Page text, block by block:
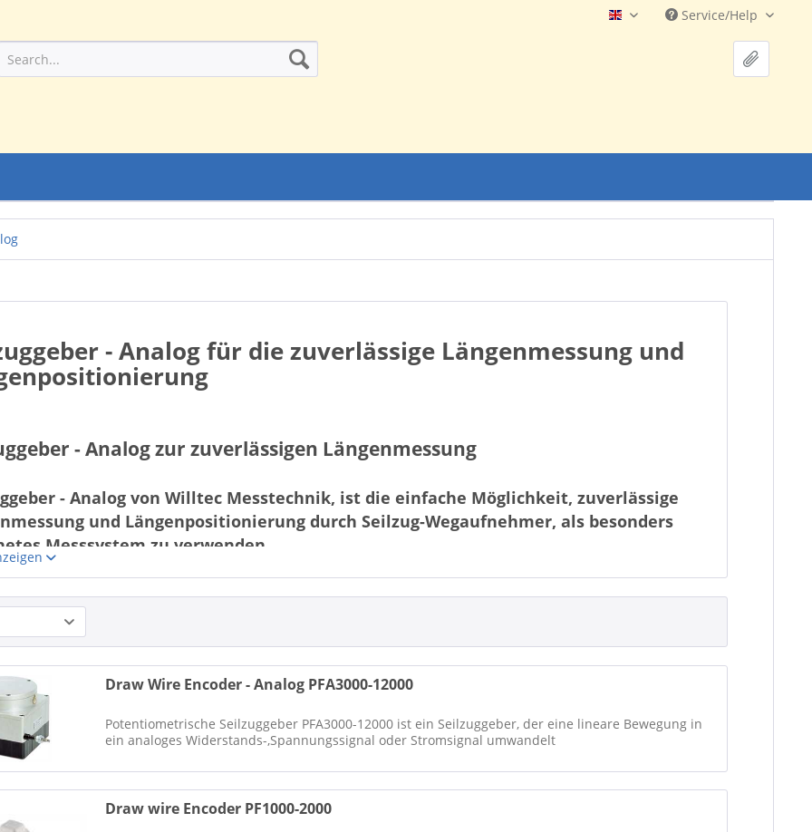
Englisch Service/Help
- Analog für die zuverlässige Längenmessung und
- Analog zur zuverlässigen Längenmessung
- Analog von Willtec Messtechnik, ist die einfache Möglichkeit, zuverlässige
und Längenpositionierung durch Seilzug-Wegaufnehmer, als besonders
Messsystem zu verwenden.
- Analog sind Sensoren höchster Linearität für dynamische Industrieanwendungen
Einsatzbedingungen.
derSeilzuggeber - Analogsindrobustund 2-fachkugelgelagert. Die Befestigung erfolgt über Gewinde
in der Bodenplatte. Verschiedene Gehäusegrößen mit jeweils
Messbereichenermöglichen viele Messaufgaben. Messbereiche von 50 mm bis 12.000 mm.
: 1 kOhm - 0...10 V - 4...20 mA - TTL - digital-absolut und vieles mehr ermöglichen die Anbindung an
Steuerungenoder Messanzeigen.
Medizintechnik, Lager- und Fördertechnik, Hebebühnen, Portalkräne, Gleichlaufüberwachung,
in der Automobilindustrie und im Schwermaschinenbau u.s.w.
Draw Wire Encoder - Analog PFA3000-12000
Potentiometrische Seilzuggeber PFA3000-12000 ist ein Seilzuggeber, der eine lineare Bewegung in
ein analoges Widerstands-,Spannungssignal oder Stromsignal umwandelt
Draw wire Encoder PF1000-2000